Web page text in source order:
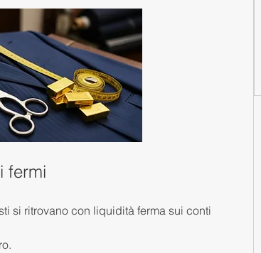
fermi
si ritrovano con liquidità ferma sui conti